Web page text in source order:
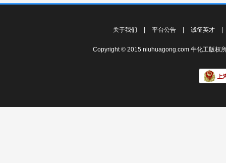
关于我们 平台公告 诚征英才
Copyright © 2015 niuhuagong.com 牛化工版权